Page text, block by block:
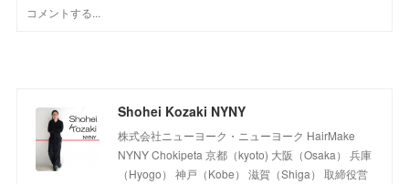
Shohei Kozaki NYNY
株式会社ニューヨーク・ニューヨーク HairMake
NYNY Chokipeta 京都（kyoto) 大阪（Osaka） 兵庫
（Hyogo） 神戸（Kobe） 滋賀（Shiga） 取締役営